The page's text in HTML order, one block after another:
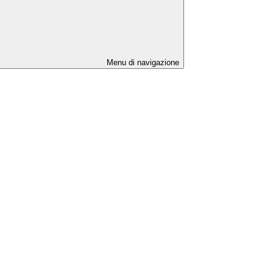
Menu di navigazione